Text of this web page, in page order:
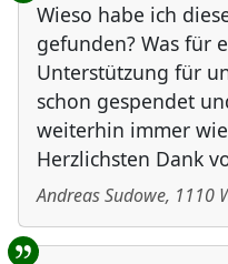
Wieso habe ich
gefunden? Was für
Unterstützung für
schon gespendet
weiterhin immer
Herzlichsten Dank
Andreas Sudowe, 1110